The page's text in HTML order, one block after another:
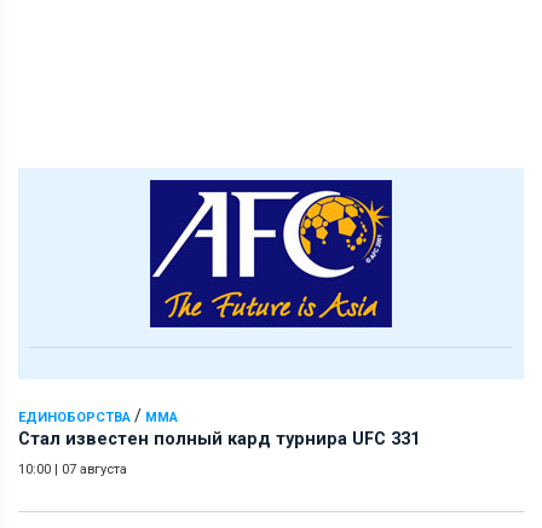
ЕДИНОБОРСТВА / ММА
Стал известен полный кард турнира UFC 331
10:00 | 07 августа